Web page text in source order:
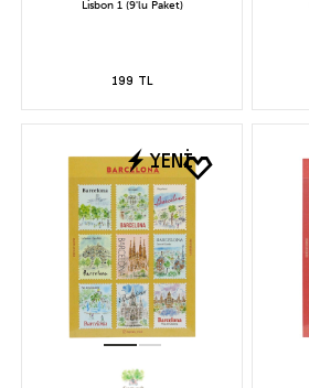
Lisbon 1 (9'lu Paket)
199 TL
YENİ